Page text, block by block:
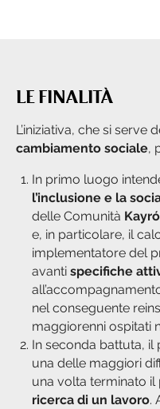
LE FINALITÀ
L’iniziativa, che si serve
cambiamento sociale,
In primo luogo
l’inclusione e la
delle Comunità
e, in particolare, il
implementatore del
avanti specifiche
nel conseguente
maggiorenni ospitati
In seconda battuta,
una delle maggiori
una volta terminato il
ricerca di un lavoro.